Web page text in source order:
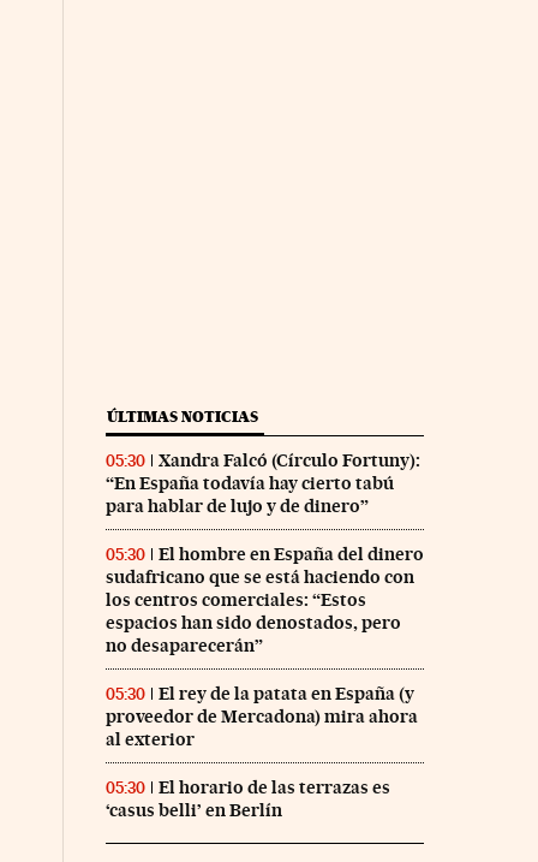
ÚLTIMAS NOTICIAS
05:30
Xandra Falcó (Círculo Fortuny):
“En España todavía hay cierto tabú
para hablar de lujo y de dinero”
05:30
El hombre en España del dinero
sudafricano que se está haciendo con
los centros comerciales: “Estos
espacios han sido denostados, pero
no desaparecerán”
05:30
El rey de la patata en España (y
proveedor de Mercadona) mira ahora
al exterior
05:30
El horario de las terrazas es
‘casus belli’ en Berlín